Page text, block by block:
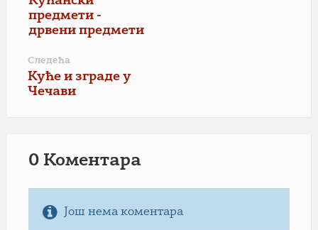
предмети -
дрвени предмети
Следећа
Куће и зграде у
Чечави
0 Коментарa
Још нема коментара